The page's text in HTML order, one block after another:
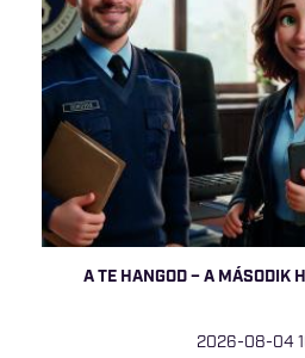
A TE HANGOD – A MÁSODIK
2026-08-04